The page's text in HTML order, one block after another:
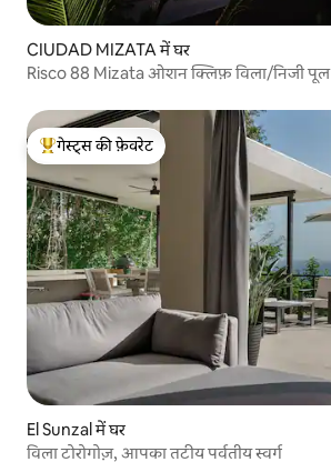
CIUDAD MIZATA में घर
Risco 88 Mizata ओशन क्लिफ़ विला/निजी पूल
गेस्ट्स का टॉप फ़ेवरेट
गेस्ट्स की फ़ेवरेट
El Sunzal में घर
विला टोरोगोज़, आपका तटीय पर्वतीय स्वर्ग